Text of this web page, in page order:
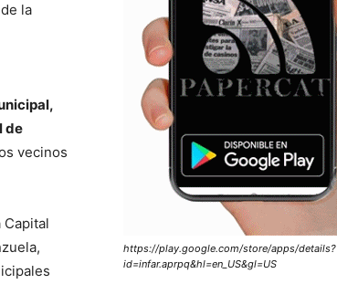
la
de
vecinos
https://play.google.com/store/apps/details?
id=infar.aprpq&hl=en_US&gl=US